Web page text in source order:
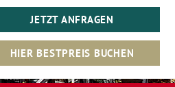
JETZT ANFRAGEN
HIER BESTPREIS BUCHEN